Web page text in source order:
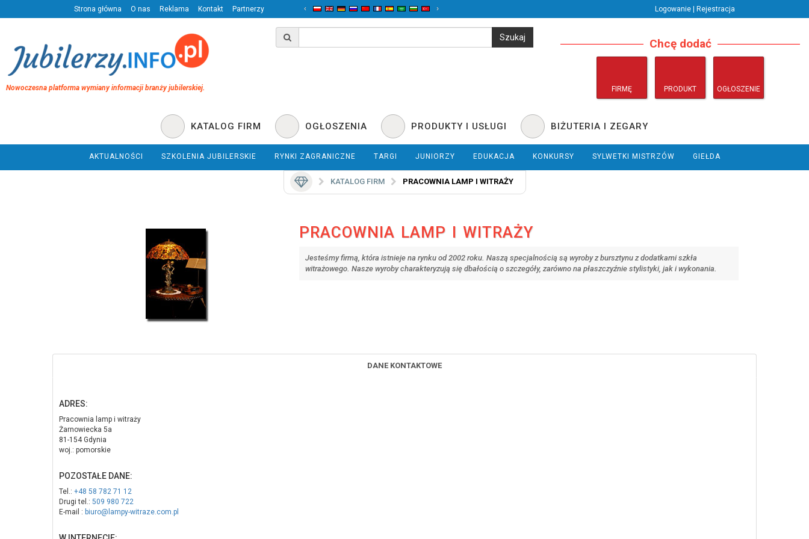
Strona główna O nas Reklama Kontakt Partnerzy ‹ › Logowanie | Rejestracja
Nowoczesna platforma wymiany informacji branży jubilerskiej.
Chcę dodać
FIRMĘ PRODUKT OGŁOSZENIE
KATALOG FIRM OGŁOSZENIA PRODUKTY I USŁUGI BIŻUTERIA I ZEGARY
AKTUALNOŚCI SZKOLENIA JUBILERSKIE RYNKI ZAGRANICZNE TARGI JUNIORZY EDUKACJA KONKURSY SYLWETKI MISTRZÓW GIEŁDA
KATALOG FIRM PRACOWNIA LAMP I WITRAŻY
PRACOWNIA LAMP I WITRAŻY
Jesteśmy firmą, która istnieje na rynku od 2002 roku. Naszą specjalnością są wyroby z bursztynu z dodatkami szkła
witrażowego. Nasze wyroby charakteryzują się dbałością o szczegóły, zarówno na płaszczyźnie stylistyki, jak i wykonania.
DANE KONTAKTOWE
ADRES:
Pracownia lamp i witraży
Żarnowiecka 5a
81-154 Gdynia
woj.: pomorskie
POZOSTAŁE DANE:
Tel.: +48 58 782 71 12
Drugi tel.: 509 980 722
E-mail : biuro@lampy-witraze.com.pl